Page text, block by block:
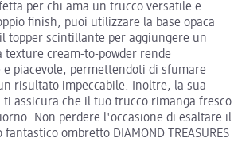
per chi ama un trucco versatile e
finish, puoi utilizzare la base opaca
topper scintillante per aggiungere un
texture cream-to-powder rende
piacevole, permettendoti di sfumare
risultato impeccabile. Inoltre, la sua
assicura che il tuo trucco rimanga fresco
Non perdere l'occasione di esaltare il
ombretto DIAMOND TREASURES